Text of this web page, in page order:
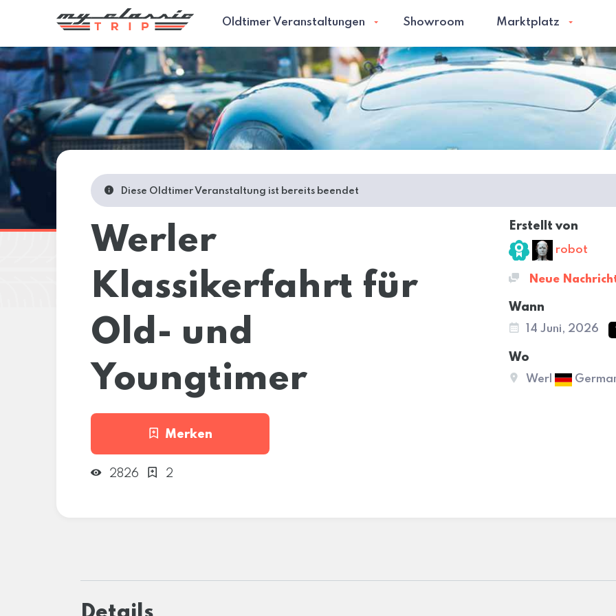
Oldtimer Veranstaltungen Showroom Marktplatz
Diese Oldtimer Veranstaltung ist bereits beendet
Werler
Klassikerfahrt für
Old- und
Youngtimer
Merken
2826 2
Erstellt von
robot
Neue
Wann
14 Juni, 2026
Wo
Werl